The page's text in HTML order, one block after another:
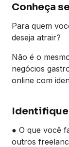
Conheça
Para quem
deseja atrair?
Não é o
negócios
online com
● O que você
outros